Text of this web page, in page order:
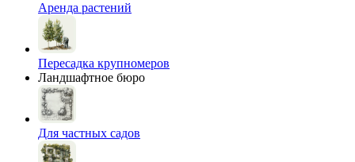
Аренда растений
Пересадка крупномеров
Ландшафтное бюро
Для частных садов